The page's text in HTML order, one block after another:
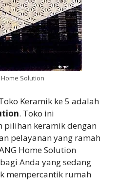
Home Solution
Keramik ke 5 adalah
. Toko ini
pilihan keramik dengan
pelayanan yang ramah
Home Solution
Anda yang sedang
mempercantik rumah